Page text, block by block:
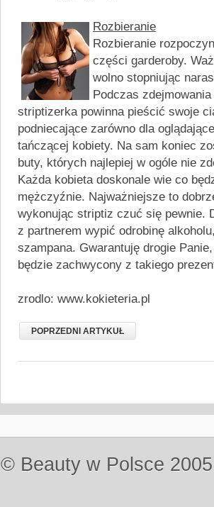
Rozbieranie
Rozbieranie
części garderoby.
wolno stopniując
Podczas
striptizerka powinna pieścić swoje
podniecające zarówno dla
tańczącej kobiety. Na sam koniec
buty, których najlepiej w ogóle nie
Każda kobieta doskonale wie co
mężczyźnie. Najważniejsze to
wykonując striptiz czuć się pewnie.
z partnerem wypić odrobinę
szampana. Gwarantuję drogie
będzie zachwycony z takiego
zrodlo: www.kokieteria.pl
POPRZEDNI ARTYKUŁ
© Beauty w Polsce